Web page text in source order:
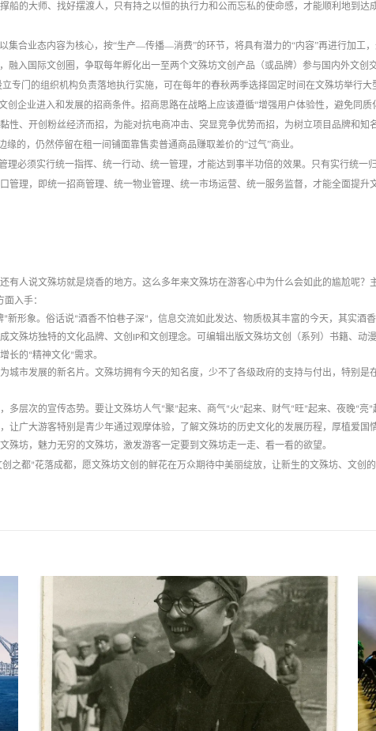
船的大师、找好摆渡人，只有持之以恒的执行力和公而忘私的使命感，才能顺利地到
集合业态内容为核心，按“生产—传播—消费”的环节，将具有潜力的“内容”再进行加工
入国际文创圈，争取每年孵化出一至两个文殊坊文创产品（或品牌）参与国内外文
专门的组织机构负责落地执行实施，可在每年的春秋两季选择固定时间在文殊坊举行大
创企业进入和发展的招商条件。招商思路在战略上应该遵循“增强用户体验性，避免同
性、开创粉丝经济而招，为能对抗电商冲击、突显竞争优势而招，为树立项目品牌和
的，仍然停留在租一间铺面靠售卖普通商品赚取差价的“过气”商业。
理必须实行统一指挥、统一行动、统一管理，才能达到事半功倍的效果。只有实行统
管理，即统一招商管理、统一物业管理、统一市场运营、统一服务监督，才能全面提
有人说文殊坊就是烧香的地方。这么多年来文殊坊在游客心中为什么会如此的尴尬呢
面入手：
”新形象。俗话说“酒香不怕巷子深” ，信息交流如此发达、物质极其丰富的今天，其实酒
文殊坊独特的文化品牌、文创
IP和文创理念。可编辑出版文殊坊文创（系列）书籍、动
长的“精神文化”需求。
城市发展的新名片。文殊坊拥有今天的知名度，少不了各级政府的支持与付出，特别
多层次的宣传态势。要让文殊坊人气“聚”起来、商气“火”起来、财气“旺”起来、夜晚“亮”
让广大游客特别是青少年通过观摩体验，了解文殊坊的历史文化的发展历程，厚植爱
坊，魅力无穷的文殊坊，激发游客一定要到文殊坊走一走、看一看的欲望。
创之都”花落成都，愿文殊坊文创的鲜花在万众期待中美丽绽放，让新生的文殊坊、文创